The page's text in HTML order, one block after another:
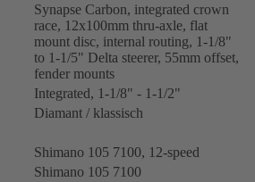
Synapse Carbon, integrated crown
race, 12x100mm thru-axle, flat
mount disc, internal routing, 1-1/8"
to 1-1/5" Delta steerer, 55mm offset,
fender mounts
Integrated, 1-1/8" - 1-1/2"
Diamant / klassisch
Shimano 105 7100, 12-speed
Shimano 105 7100